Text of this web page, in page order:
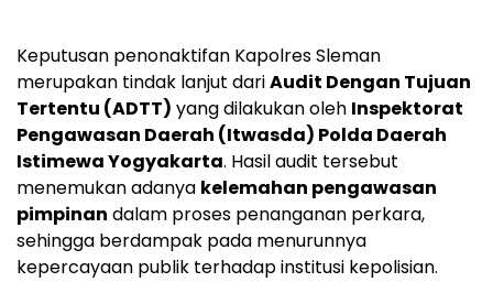
Keputusan penonaktifan Kapolres Sleman
merupakan tindak lanjut dariAudit Dengan Tujuan
Tertentu (ADTT) yang dilakukan oleh Inspektorat
Pengawasan Daerah (Itwasda) Polda Daerah
Istimewa Yogyakarta. Hasil audit tersebut
menemukan adanya kelemahan pengawasan
pimpinan dalam proses penanganan perkara,
sehingga berdampak pada menurunnya
kepercayaan publik terhadap institusi kepolisian.